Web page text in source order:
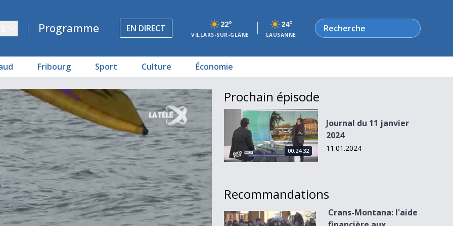
Programme EN DIRECT 22°
VILLARS-SUR-GLÂNE
24°
LAUSANNE
Rechercher
Fribourg Sport Culture Économie
Prochain épisode
Journal du 11 janvier 2024
00:24:32
Journal du 11 janvier
2024
11.01.2024
Recommandations
Crans-Montana: l&#039;aide financière aux victimes pose
Crans-Montana: l'aide